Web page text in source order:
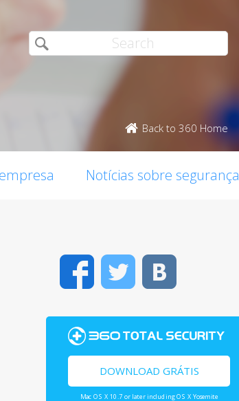
Back to 360 Home
Notícias sobre segurança
FacebookTwitter
DOWNLOAD GRÁTIS
Mac OS X 10.7 or later including OS X Yosemite